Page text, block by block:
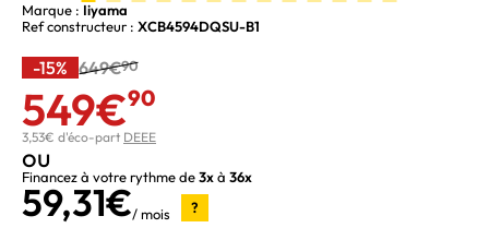
Marque : Iiyama
Ref constructeur : XCB4594DQSU-B1
-15% 649€90
549€90
3,53€ d'éco-part DEEE
ou
Financez à votre rythme de3xà 36x
59,31€/ mois ?